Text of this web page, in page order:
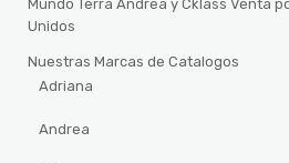
Mundo Terra Andrea y Cklass Venta
Unidos
Nuestras Marcas de Catalogos
Adriana
Andrea